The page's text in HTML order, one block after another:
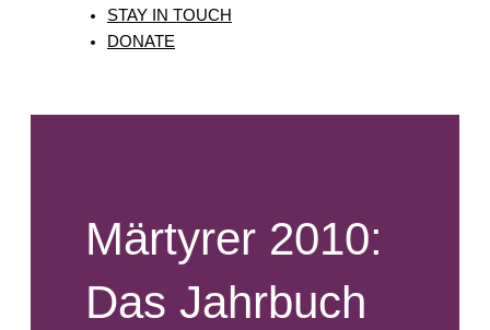
STAY IN TOUCH
DONATE
Märtyrer 2010:
Das Jahrbuch